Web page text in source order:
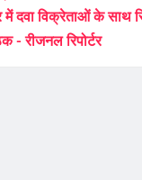
में दवा विक्रेताओं के साथ
- रीजनल रिपोर्टर